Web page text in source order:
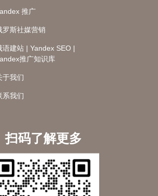
推广
罗斯社媒营销
语建站 | Yandex SEO |
推广知识库
于我们
系我们
扫码了解更多